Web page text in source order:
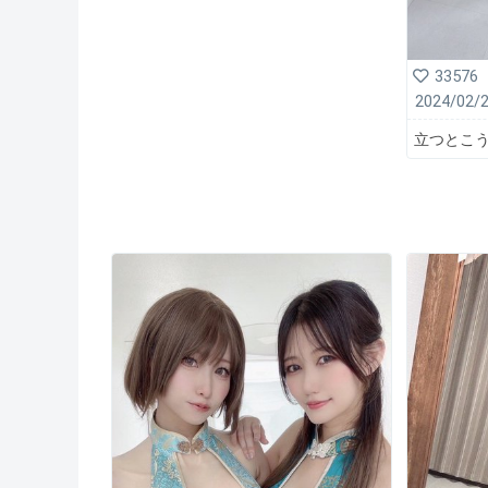
33576
2024/02/
立つとこ